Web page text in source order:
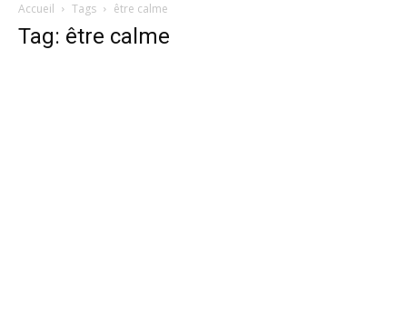
Accueil Tags être calme
Tag: être calme